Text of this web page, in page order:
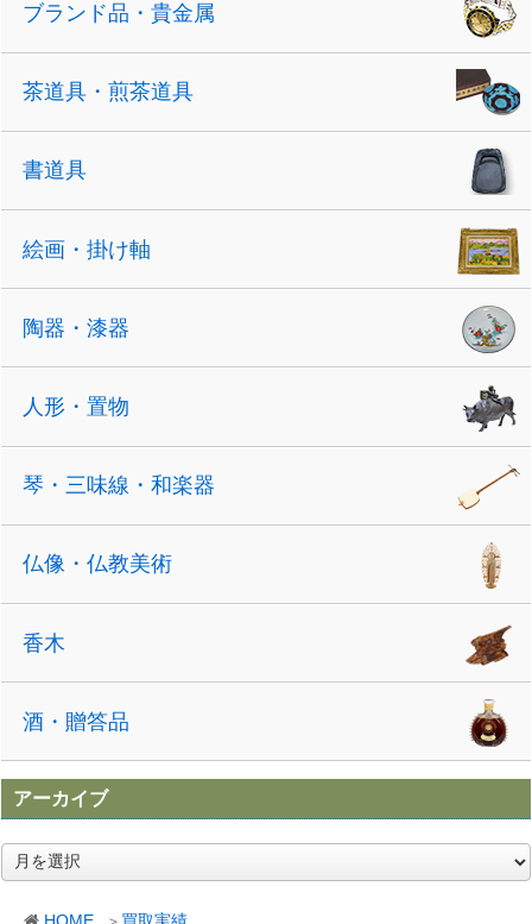
ブランド品・貴金属
茶道具・煎茶道具
書道具
絵画・掛け軸
陶器・漆器
人形・置物
琴・三味線・和楽器
仏像・仏教美術
香木
酒・贈答品
アーカイブ
ア
ー